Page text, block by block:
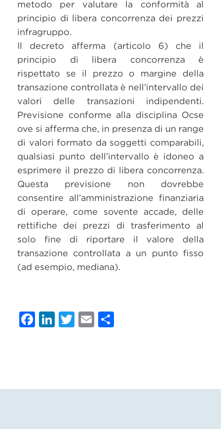
metodo per valutare la conformità al
principio di libera concorrenza dei prezzi
infragruppo.
Il decreto afferma (articolo 6) che il
principio di libera concorrenza è
rispettato se il prezzo o margine della
transazione controllata è nell’intervallo dei
valori delle transazioni indipendenti.
Previsione conforme alla disciplina Ocse
ove si afferma che, in presenza di un range
di valori formato da soggetti comparabili,
qualsiasi punto dell’intervallo è idoneo a
esprimere il prezzo di libera concorrenza.
Questa previsione non dovrebbe
consentire all’amministrazione finanziaria
di operare, come sovente accade, delle
rettifiche dei prezzi di trasferimento al
solo fine di riportare il valore della
transazione controllata a un punto fisso
(ad esempio, mediana).
Facebook
LinkedIn
Twitter
Email